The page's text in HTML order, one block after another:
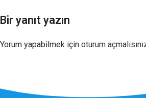
Bir yanıt yazın
Yorum yapabilmek için oturum